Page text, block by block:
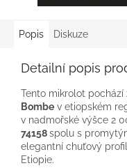
Popis Diskuze
Detailní popis
Tento mikrolot pochází
Bombe v etiopském
v nadmořské výšce 2
74158spolu s
elegantní chuťový
Etiopie.